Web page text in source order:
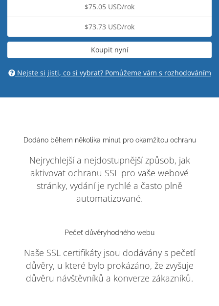
$75.05 USD/rok
$73.73 USD/rok
Koupit nyní
Nejste si jisti, co si vybrat? Pomůžeme vám s rozhodováním
Dodáno během několika minut pro okamžitou ochranu
Nejrychlejší a nejdostupnější způsob, jak
aktivovat ochranu SSL pro vaše webové
stránky, vydání je rychlé a často plně
automatizované.
Pečeť důvěryhodného webu
Naše SSL certifikáty jsou dodávány s pečetí
důvěry, u které bylo prokázáno, že zvyšuje
důvěru návštěvníků a konverze zákazníků.